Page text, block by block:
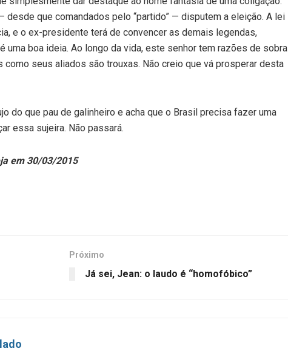
desde que comandados pelo “partido” — disputem a eleição. A lei
e o ex-presidente terá de convencer as demais legendas,
uma boa ideia. Ao longo da vida, este senhor tem razões de sobra
como seus aliados são trouxas. Não creio que vá prosperar desta
do que pau de galinheiro e acha que o Brasil precisa fazer uma
essa sujeira. Não passará.
em 30/03/2015
Próximo
Já sei, Jean: o laudo é “homofóbico”